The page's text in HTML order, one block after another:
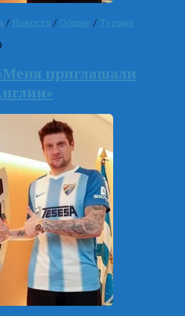
/ Новости / Общие / Турция
приглашали